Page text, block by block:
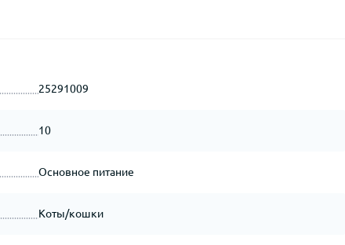
25291009
10
Основное питание
Коты/кошки